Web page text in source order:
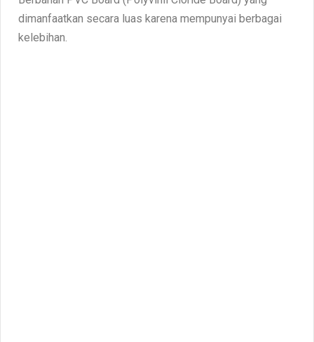
dimanfaatkan secara luas karena mempunyai berbagai
kelebihan.